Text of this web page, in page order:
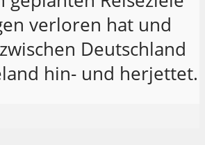
verloren hat und
Deutschland
hin- und herjettet.